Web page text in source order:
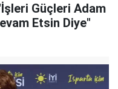
Güçleri Adam
Etsin Diye"